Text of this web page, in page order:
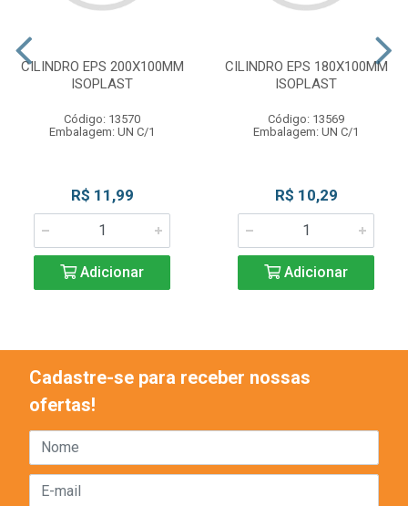
CILINDRO EPS 200X100MM
ISOPLAST
Código: 13570
Embalagem: UN C/1
R$ 11,99
Adicionar
CILINDRO EPS 180X100MM
ISOPLAST
Código: 13569
Embalagem: UN C/1
R$ 10,29
Adicionar
Cadastre-se para receber nossas
ofertas!